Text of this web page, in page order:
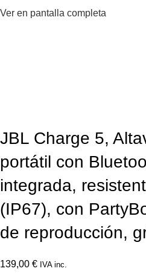
Ver en pantalla completa
JBL Charge 5,
portátil con
integrada,
(IP67), con
de reproducción,
139,00 € IVA inc.